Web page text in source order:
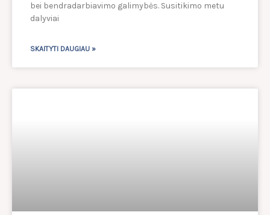
bei bendradarbiavimo galimybės. Susitikimo metu
dalyviai
SKAITYTI DAUGIAU »